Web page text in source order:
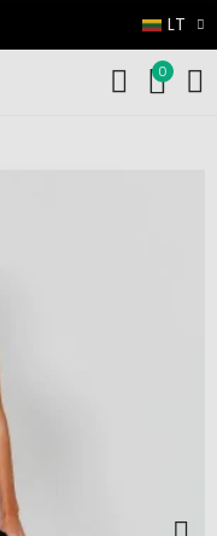
LT
0